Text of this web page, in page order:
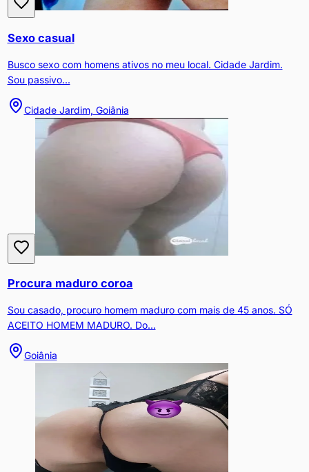
Sexo casual
Busco sexo com homens ativos no meu local. Cidade Jardim.
Sou passivo...
Cidade Jardim, Goiânia
Procura maduro coroa
Sou casado, procuro homem maduro com mais de 45 anos. SÓ
ACEITO HOMEM MADURO. Do...
Goiânia